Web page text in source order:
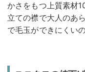
かさをもつ上質素材
立ての襟で大人のあ
で毛玉ができにくい